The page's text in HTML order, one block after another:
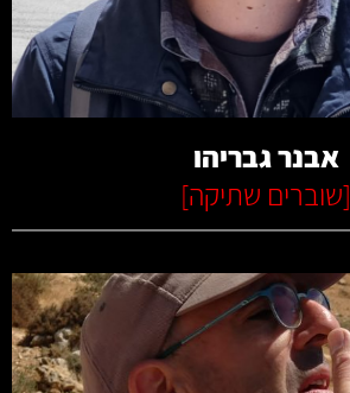
קרא עוד
אבנר גבריהו
[שוברים שתיקה]